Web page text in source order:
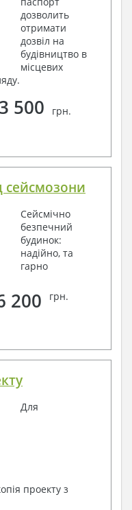
дозволить
отримати
дозвіл на
будівництво в
місцевих
3 500 грн.
сейсмозони
Сейсмічно
безпечний
будинок:
надійно, та
гарно
200 грн.
Для
проекту з